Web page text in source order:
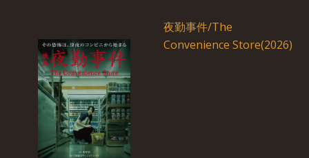
夜勤事件/The
Convenience Store(2026)